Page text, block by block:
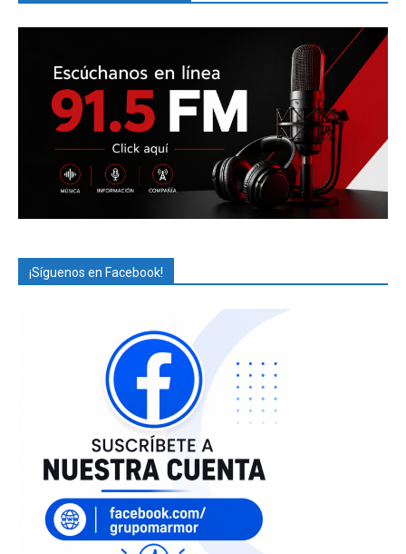
¡Síguenos en Facebook!